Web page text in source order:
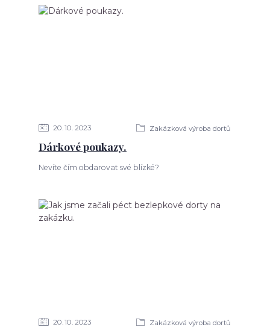
20 10 2023 Zakázková výroba dortů
Dárkové poukazy.
Nevíte čím obdarovat své blízké?
20 10 2023 Zakázková výroba dortů